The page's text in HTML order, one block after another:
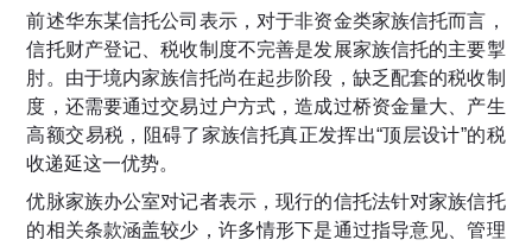
前述华东某信托公司表示，对于非资金类家族信托而言，
信托财产登记、税收制度不完善是发展家族信托的主要掣
肘。由于境内家族信托尚在起步阶段，缺乏配套的税收制
度，还需要通过交易过户方式，造成过桥资金量大、产生
高额交易税，阻碍了家族信托真正发挥出“顶层设计”的税
收递延这一优势。
优脉家族办公室对记者表示，现行的信托法针对家族信托
的相关条款涵盖较少，许多情形下是通过指导意见、管理